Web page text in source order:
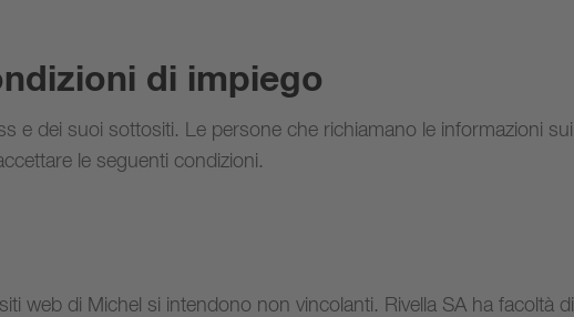
di impiego
e dei suoi sottositi. Le persone che richiamano le informazioni sui
le seguenti condizioni.
web di Michel si intendono non vincolanti. Rivella SA ha facoltà di